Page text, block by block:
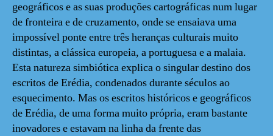
geográficos e as suas produções cartográficas num lugar
de fronteira e de cruzamento, onde se ensaiava uma
impossível ponte entre três heranças culturais muito
distintas, a clássica europeia, a portuguesa e a malaia.
Esta natureza simbiótica explica o singular destino dos
escritos de Erédia, condenados durante séculos ao
esquecimento. Mas os escritos históricos e geográficos
de Erédia, de uma forma muito própria, eram bastante
inovadores e estavam na linha da frente das